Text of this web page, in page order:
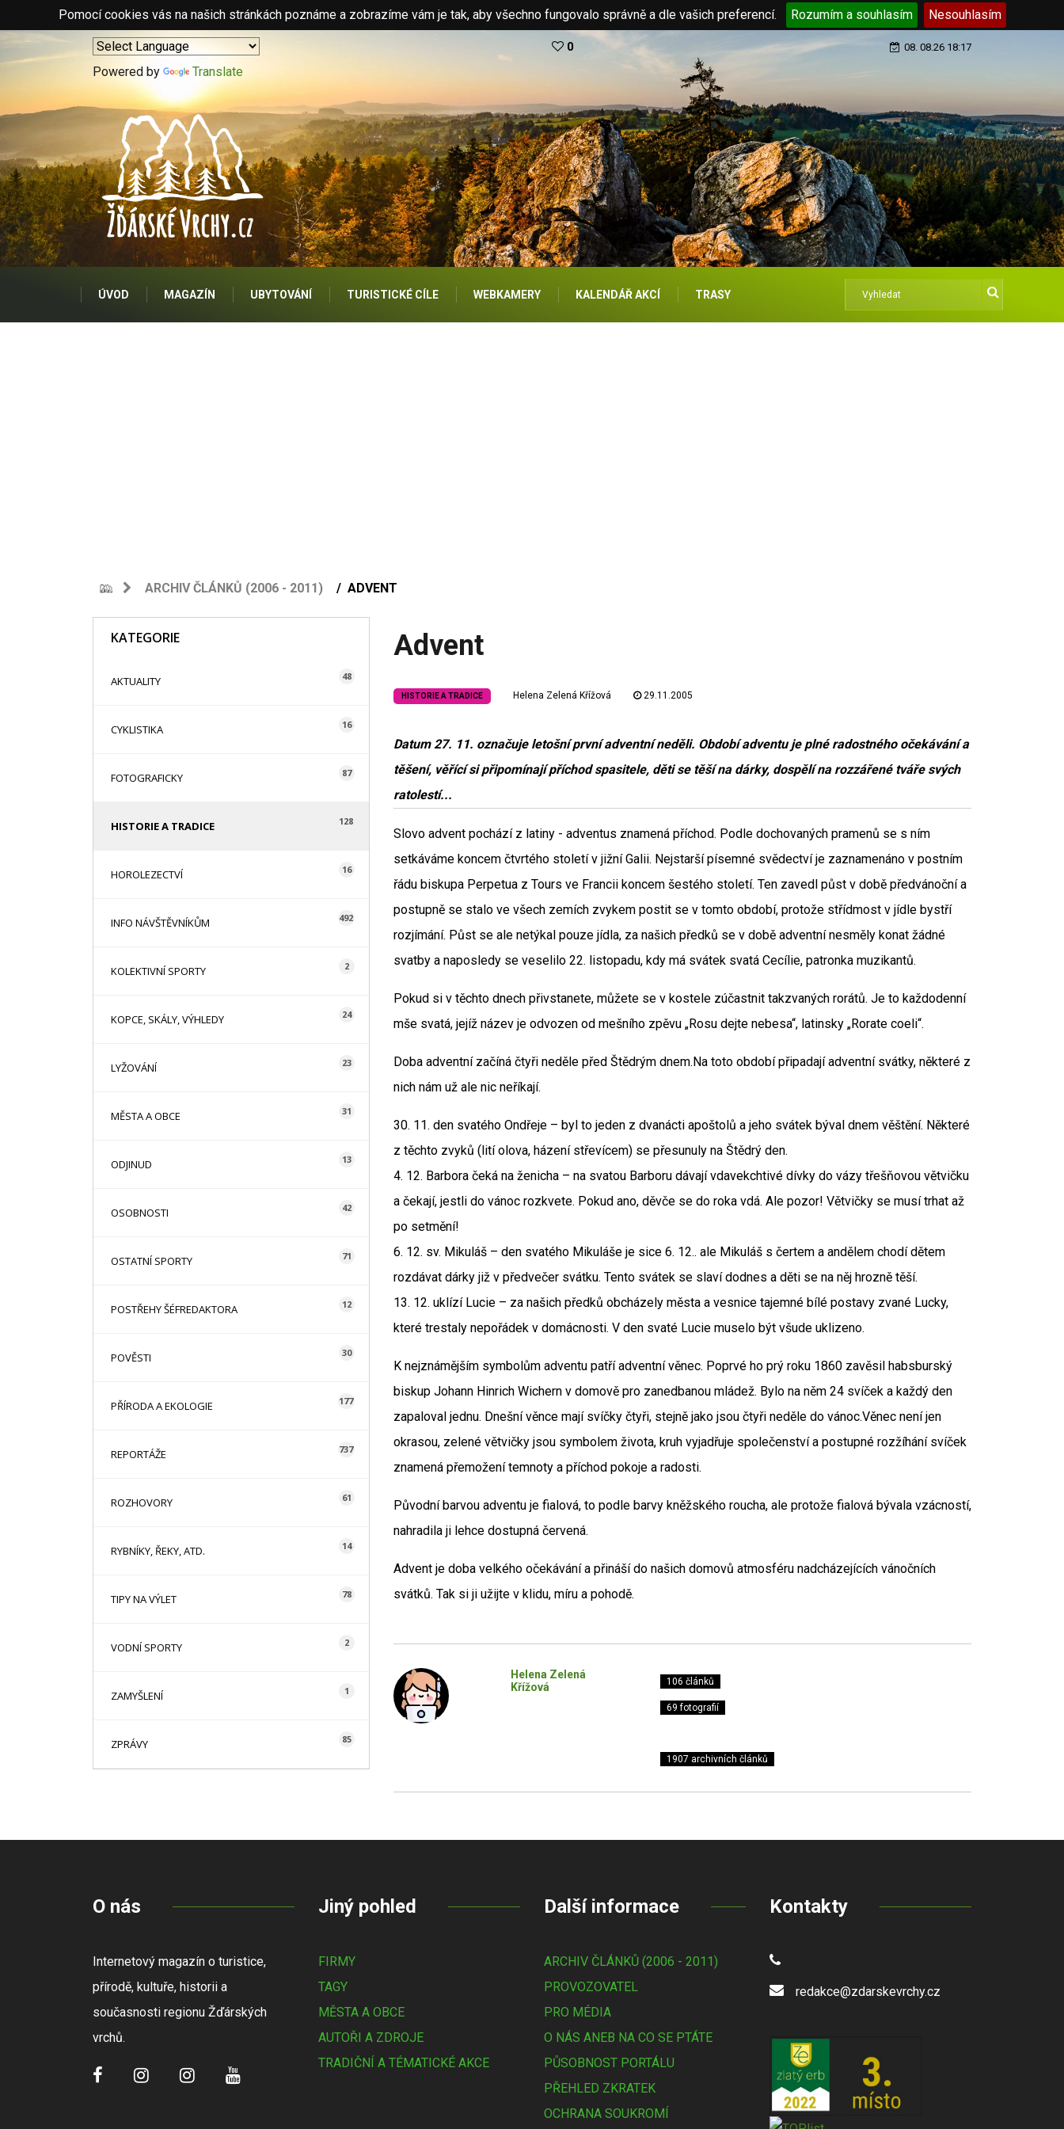
Pomocí cookies vás na našich stránkách poznáme a zobrazíme vám je tak, aby všechno fungovalo správně a dle vašich preferencí. Rozumím a souhlasím Nesouhlasím
Powered by Translate
0 08. 08.26 18:17
ÚVOD MAGAZÍN UBYTOVÁNÍ TURISTICKÉ CÍLE WEBKAMERY KALENDÁŘ AKCÍ TRASY
ARCHIV ČLÁNKŮ (2006 - 2011) ADVENT
KATEGORIE
AKTUALITY 48
CYKLISTIKA 16
FOTOGRAFICKY 87
HISTORIE A TRADICE 128
HOROLEZECTVÍ 16
INFO NÁVŠTĚVNÍKŮM 492
KOLEKTIVNÍ SPORTY 2
KOPCE, SKÁLY, VÝHLEDY 24
LYŽOVÁNÍ 23
MĚSTA A OBCE 31
ODJINUD 13
OSOBNOSTI 42
OSTATNÍ SPORTY 71
POSTŘEHY ŠÉFREDAKTORA 12
POVĚSTI 30
PŘÍRODA A EKOLOGIE 177
REPORTÁŽE 737
ROZHOVORY 61
RYBNÍKY, ŘEKY, ATD. 14
TIPY NA VÝLET 78
VODNÍ SPORTY 2
ZAMYŠLENÍ 1
ZPRÁVY 85
Advent
HISTORIE A TRADICE Helena Zelená Křížová 29.11.2005
Datum 27. 11. označuje letošní první adventní neděli. Období adventu je plné radostného očekávání a
těšení, věřící si připomínají příchod spasitele, děti se těší na dárky, dospělí na rozzářené tváře svých
ratolestí...
Slovo advent pochází z latiny - adventus znamená příchod. Podle dochovaných pramenů se s ním
setkáváme koncem čtvrtého století v jižní Galii. Nejstarší písemné svědectví je zaznamenáno v postním
řádu biskupa Perpetua z Tours ve Francii koncem šestého století. Ten zavedl půst v době předvánoční a
postupně se stalo ve všech zemích zvykem postit se v tomto období, protože střídmost v jídle bystří
rozjímání. Půst se ale netýkal pouze jídla, za našich předků se v době adventní nesměly konat žádné
svatby a naposledy se veselilo 22. listopadu, kdy má svátek svatá Cecílie, patronka muzikantů.
Pokud si v těchto dnech přivstanete, můžete se v kostele zúčastnit takzvaných rorátů. Je to každodenní
mše svatá, jejíž název je odvozen od mešního zpěvu „Rosu dejte nebesa“, latinsky „Rorate coeli“.
Doba adventní začíná čtyři neděle před Štědrým dnem.Na toto období připadají adventní svátky, některé z
nich nám už ale nic neříkají.
30. 11. den svatého Ondřeje – byl to jeden z dvanácti apoštolů a jeho svátek býval dnem věštění. Některé
z těchto zvyků (lití olova, házení střevícem) se přesunuly na Štědrý den.
4. 12. Barbora čeká na ženicha – na svatou Barboru dávají vdavekchtivé dívky do vázy třešňovou větvičku
a čekají, jestli do vánoc rozkvete. Pokud ano, děvče se do roka vdá. Ale pozor! Větvičky se musí trhat až
po setmění!
6. 12. sv. Mikuláš – den svatého Mikuláše je sice 6. 12.. ale Mikuláš s čertem a andělem chodí dětem
rozdávat dárky již v předvečer svátku. Tento svátek se slaví dodnes a děti se na něj hrozně těší.
13. 12. uklízí Lucie – za našich předků obcházely města a vesnice tajemné bílé postavy zvané Lucky,
které trestaly nepořádek v domácnosti. V den svaté Lucie muselo být všude uklizeno.
K nejznámějším symbolům adventu patří adventní věnec. Poprvé ho prý roku 1860 zavěsil habsburský
biskup Johann Hinrich Wichern v domově pro zanedbanou mládež. Bylo na něm 24 svíček a každý den
zapaloval jednu. Dnešní věnce mají svíčky čtyři, stejně jako jsou čtyři neděle do vánoc.Věnec není jen
okrasou, zelené větvičky jsou symbolem života, kruh vyjadřuje společenství a postupné rozžíhání svíček
znamená přemožení temnoty a příchod pokoje a radosti.
Původní barvou adventu je fialová, to podle barvy kněžského roucha, ale protože fialová bývala vzácností,
nahradila ji lehce dostupná červená.
Advent je doba velkého očekávání a přináší do našich domovů atmosféru nadcházejících vánočních
svátků. Tak si ji užijte v klidu, míru a pohodě.
Helena Zelená
Křížová
106 článků
69 fotografií
1907 archivních článků
O nás
Internetový magazín o turistice,
přírodě, kultuře, historii a
současnosti regionu Žďárských
vrchů.
Jiný pohled
FIRMY
TAGY
MĚSTA A OBCE
AUTOŘI A ZDROJE
TRADIČNÍ A TÉMATICKÉ AKCE
Další informace
ARCHIV ČLÁNKŮ (2006 - 2011)
PROVOZOVATEL
PRO MÉDIA
O NÁS ANEB NA CO SE PTÁTE
PŮSOBNOST PORTÁLU
PŘEHLED ZKRATEK
OCHRANA SOUKROMÍ
Kontakty
redakce@zdarskevrchy.cz